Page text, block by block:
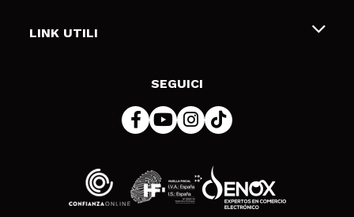
Metodi di pagamamento
Termini e condizioni
LINK UTILI
SEGUICI